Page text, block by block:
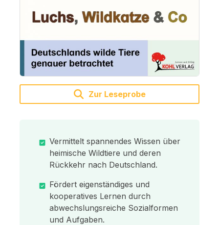
Zur Leseprobe
Vermittelt spannendes Wissen über
heimische Wildtiere und deren
Rückkehr nach Deutschland.
Fördert eigenständiges und
kooperatives Lernen durch
abwechslungsreiche Sozialformen
und Aufgaben.